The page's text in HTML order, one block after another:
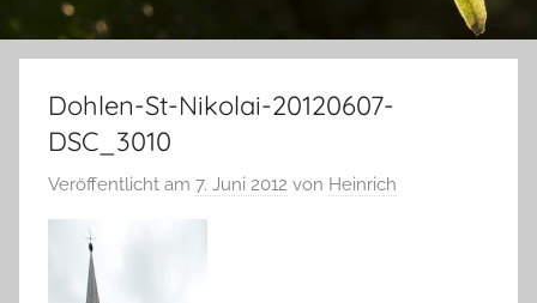
Dohlen-St-Nikolai-20120607-
DSC_3010
Veröffentlicht am 7. Juni 2012 von Heinrich